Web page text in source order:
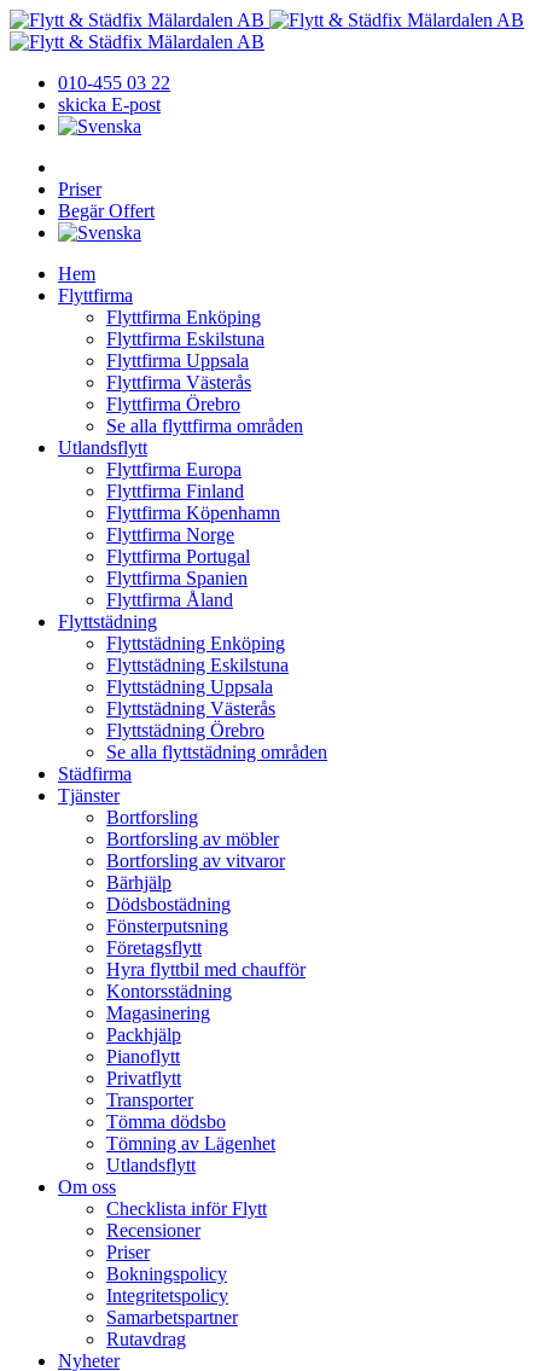
010-455 03 22
skicka E-post
Priser
Begär Offert
Hem
Flyttfirma
Flyttfirma Enköping
Flyttfirma Eskilstuna
Flyttfirma Uppsala
Flyttfirma Västerås
Flyttfirma Örebro
Se alla flyttfirma områden
Utlandsflytt
Flyttfirma Europa
Flyttfirma Finland
Flyttfirma Köpenhamn
Flyttfirma Norge
Flyttfirma Portugal
Flyttfirma Spanien
Flyttfirma Åland
Flyttstädning
Flyttstädning Enköping
Flyttstädning Eskilstuna
Flyttstädning Uppsala
Flyttstädning Västerås
Flyttstädning Örebro
Se alla flyttstädning områden
Städfirma
Tjänster
Bortforsling
Bortforsling av möbler
Bortforsling av vitvaror
Bärhjälp
Dödsbostädning
Fönsterputsning
Företagsflytt
Hyra flyttbil med chaufför
Kontorsstädning
Magasinering
Packhjälp
Pianoflytt
Privatflytt
Transporter
Tömma dödsbo
Tömning av Lägenhet
Utlandsflytt
Om oss
Checklista inför Flytt
Recensioner
Priser
Bokningspolicy
Integritetspolicy
Samarbetspartner
Rutavdrag
Nyheter